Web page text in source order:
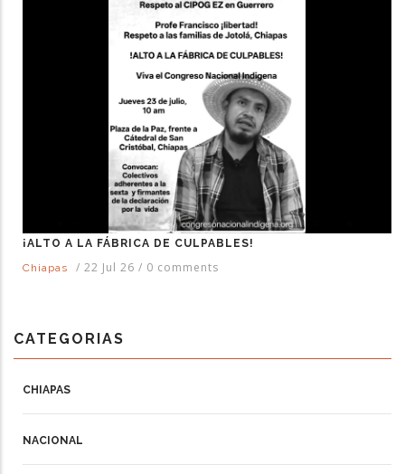
¡ALTO A LA FÁBRICA DE CULPABLES!
Chiapas
/ 22 Jul 26 / 0 comments
CATEGORIAS
CHIAPAS
NACIONAL